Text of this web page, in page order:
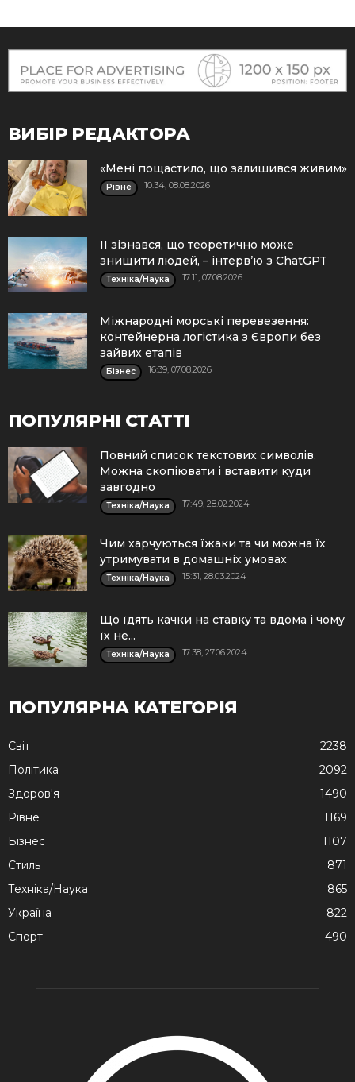
ВИБІР РЕДАКТОРА
«Мені пощастило, що залишився живим»
Рівне 10:34, 08.08.2026
ІІ зізнався, що теоретично може
знищити людей, – інтерв’ю з ChatGPT
Техніка/Наука 17:11, 07.08.2026
Міжнародні морські перевезення:
контейнерна логістика з Європи без
зайвих етапів
Бізнес 16:39, 07.08.2026
ПОПУЛЯРНІ СТАТТІ
Повний список текстових символів.
Можна скопіювати і вставити куди
завгодно
Техніка/Наука 17:49, 28.02.2024
Чим харчуються їжаки та чи можна їх
утримувати в домашніх умовах
Техніка/Наука 15:31, 28.03.2024
Що їдять качки на ставку та вдома і чому
їх не...
Техніка/Наука 17:38, 27.06.2024
ПОПУЛЯРНА КАТЕГОРІЯ
Cвіт
2238
Політика
2092
Здоров'я
1490
Рівне
1169
Бізнес
1107
Стиль
871
Техніка/Наука
865
Україна
822
Спорт
490